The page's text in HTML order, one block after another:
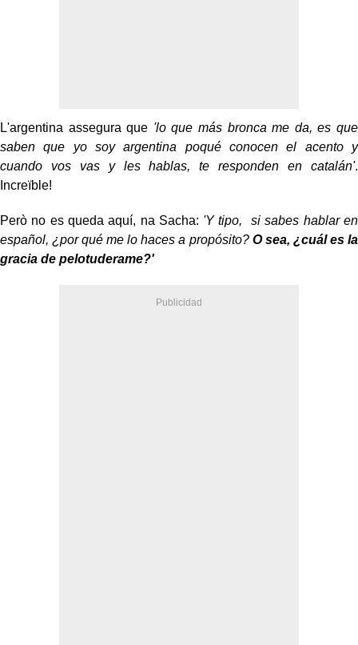
L'argentina assegura que 'lo que más bronca me da, es que
saben que yo soy argentina poqué conocen el acento y
cuando vos vas y les hablas, te responden en catalán'.
Increïble!
Però no es queda aquí, na Sacha: 'Y tipo, si sabes hablar en
español, ¿por qué me lo haces a propósito?O sea, ¿cuál es la
gracia de pelotuderame?'